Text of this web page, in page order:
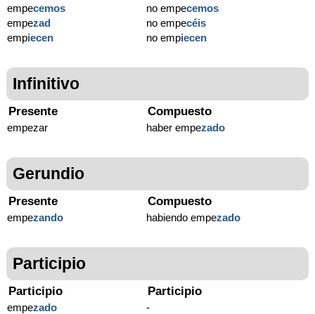
empecemos
empezad
empiecen
no empecemos
no empecéis
no empiecen
Infinitivo
Presente
empezar
Compuesto
haber empezado
Gerundio
Presente
empezando
Compuesto
habiendo empezado
Participio
Participio
empezado
Participio
-